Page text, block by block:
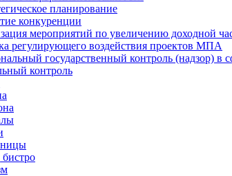
планирование
конкуренции
мероприятий по увеличению доходной
регулирующего воздействия проектов МПА
государственный контроль (надзор) в
контроль